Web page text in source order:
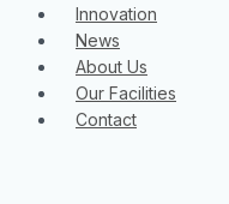
Innovation
News
About Us
Our Facilities
Contact